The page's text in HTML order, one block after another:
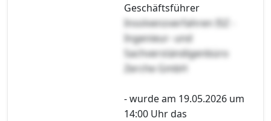
Geschäftsführer
Insolvenzverfahren ISZ -
Ingenieur- und
Sachverständigenbüro
Zerche GmbH
- wurde am 19.05.2026 um
14:00 Uhr das